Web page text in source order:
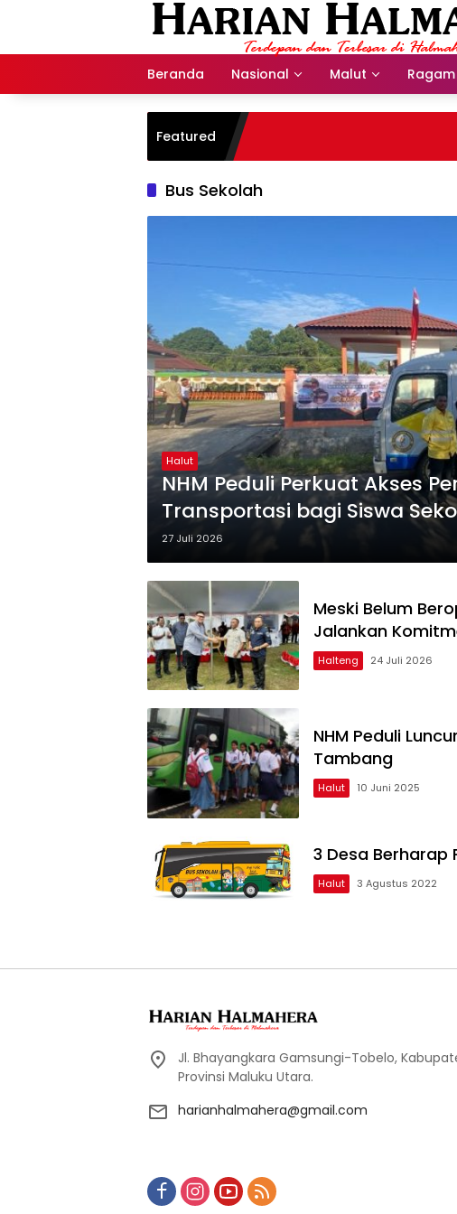
Beranda Nasional Malut Ragam
Featured
Bus Sekolah
Halut
NHM Peduli Perkuat Akses
Transportasi bagi Siswa
27 Juli 2026
Meski Belum
Jalankan
Halteng 24 Juli 2026
NHM Peduli
Tambang
Halut 10 Juni 2025
3 Desa Berharap
Halut 3 Agustus 2022
Jl. Bhayangkara Gamsungi-Tobelo,
Provinsi Maluku Utara.
harianhalmahera@gmail.com